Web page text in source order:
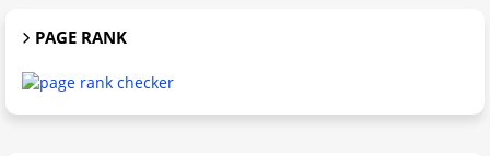
PAGE RANK